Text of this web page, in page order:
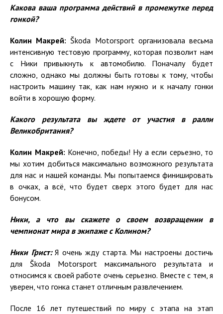
Какова ваша программа действий в промежутке перед
гонкой?
Колин Макрей: Škoda Motorsport организовала весьма
интенсивную тестовую программу, которая позволит нам
с Ники привыкнуть к автомобилю. Поначалу будет
сложно, однако мы должны быть готовы к тому, чтобы
настроить машину так, как нам нужно и к началу гонки
войти в хорошую форму.
Какого результата вы ждете от участия в ралли
Великобритания?
Колин Макрей: Конечно, победы! Ну а если серьезно, то
мы хотим добиться максимально возможного результата
для нас и нашей команды. Мы попытаемся финишировать
в очках, а всё, что будет сверх этого будет для нас
бонусом.
Ники, а что вы скажете о своем возвращении в
чемпионат мира в экипаже с Колином?
Ники Грист:Я очень жду старта. Мы настроены достичь
для Škoda Motorsport максимального результата и
относимся к своей работе очень серьезно. Вместе с тем, я
уверен, что гонка станет отличным развлечением.
После 16 лет путешествий по миру с этапа на этап